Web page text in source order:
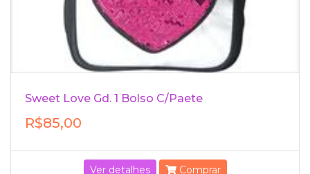
Sweet Love Gd. 1 Bolso C/Paete
R$85,00
Ver detalhes Comprar